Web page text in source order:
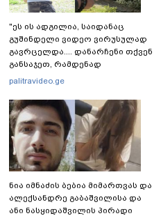
"ეს ის ადგილია, საიდანაც
გუშინდელი ვიდეო ვირუსულად
გავრცელდა.... დანარჩენი თქვენ
განსაჯეთ, რამდენად
შესაძლებელია აქ ადამიანის
აქვეყნებს კობა ახალაძე
მლეთიდან, სადაც 12 წლის წინ
გურამ დადიანიძე გაუჩინარდა?
palitravideo.ge
ნია იმნაძის ბებია მიმართვას და
ალექსანდრე გაბაშვილისა და
ანი ნასყიდაშვილის პირადი